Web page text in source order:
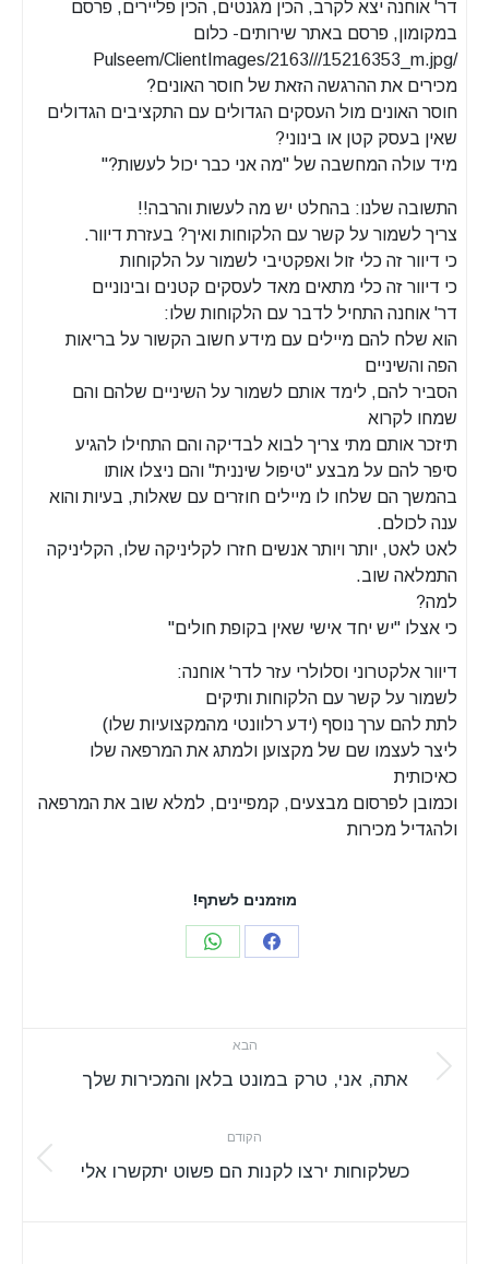
דר' אוחנה יצא לקרב, הכין מגנטים, הכין פליירים, פרסם
במקומון, פרסם באתר שירותים- כלום
/Pulseem/ClientImages/2163///15216353_m.jpg
מכירים את ההרגשה הזאת של חוסר האונים?
חוסר האונים מול העסקים הגדולים עם התקציבים הגדולים
שאין בעסק קטן או בינוני?
מיד עולה המחשבה של "מה אני כבר יכול לעשות?"
התשובה שלנו: בהחלט יש מה לעשות והרבה!!
צריך לשמור על קשר עם הלקוחות ואיך? בעזרת דיוור.
כי דיוור זה כלי זול ואפקטיבי לשמור על הלקוחות
כי דיוור זה כלי מתאים מאד לעסקים קטנים ובינוניים
דר' אוחנה התחיל לדבר עם הלקוחות שלו:
הוא שלח להם מיילים עם מידע חשוב הקשור על בריאות
הפה והשיניים
הסביר להם, לימד אותם לשמור על השיניים שלהם והם
שמחו לקרוא
תיזכר אותם מתי צריך לבוא לבדיקה והם התחילו להגיע
סיפר להם על מבצע "טיפול שיננית" והם ניצלו אותו
בהמשך הם שלחו לו מיילים חוזרים עם שאלות, בעיות והוא
ענה לכולם.
לאט לאט, יותר ויותר אנשים חזרו לקליניקה שלו, הקליניקה
התמלאה שוב.
למה?
כי אצלו "יש יחד אישי שאין בקופת חולים"
דיוור אלקטרוני וסלולרי עזר לדר' אוחנה:
לשמור על קשר עם הלקוחות ותיקים
לתת להם ערך נוסף (ידע רלוונטי מהמקצועיות שלו)
ליצר לעצמו שם של מקצוען ולמתג את המרפאה שלו
כאיכותית
וכמובן לפרסום מבצעים, קמפיינים, למלא שוב את המרפאה
ולהגדיל מכירות
מוזמנים לשתף!
Share
Share
navigation
הקודם
Previous
כשלקוחות ירצו לקנות הם פשוט יתקשרו אלי
הבא
Next
אתה, אני, טרק במונט בלאן והמכירות שלך